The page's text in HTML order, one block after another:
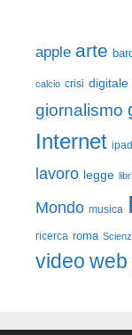
apple arte
calcio crisi digitale
giornalismo
Internet ipad
lavoro legge libri
Mondo musica
ricerca roma
video web